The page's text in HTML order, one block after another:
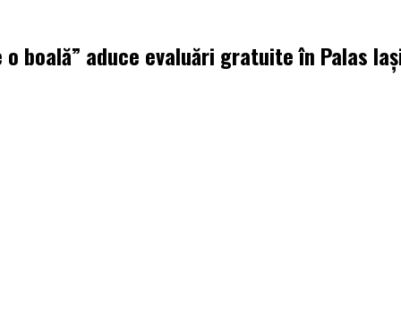
boală” aduce evaluări gratuite în Palas